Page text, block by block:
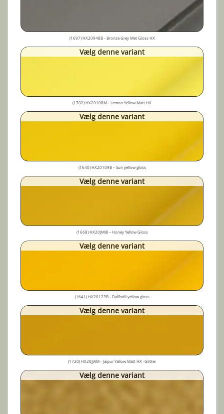
(1697) HX20948B - Bronze Grey Met Gloss HX
Vælg denne variant
(1702) HX20108M - Lemon Yellow Matt HX
Vælg denne variant
(1640) HX20109B – Sun yellow gloss
Vælg denne variant
(1668) HX20JMIB – Honey Yellow Gloss
Vælg denne variant
(1641) HX20123B - Daffodil yellow gloss
Vælg denne variant
(1720) HX20JJAM - Jaïpur Yallow Matt HX -Glitter
Vælg denne variant